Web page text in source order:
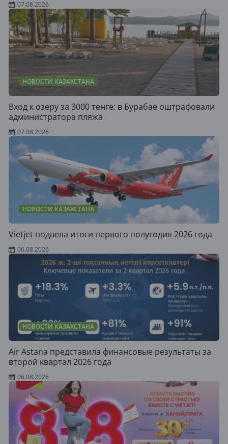
07.08.2026
НОВОСТИ КАЗАХСТАНА
Вход к озеру за 3000 тенге: в Бурабае оштрафовали
администратора пляжа
07.08.2026
НОВОСТИ КАЗАХСТАНА
Vietjet подвела итоги первого полугодия 2026 года
06.08.2026
НОВОСТИ КАЗАХСТАНА
Air Astana представила финансовые результаты за
второй квартал 2026 года
06.08.2026